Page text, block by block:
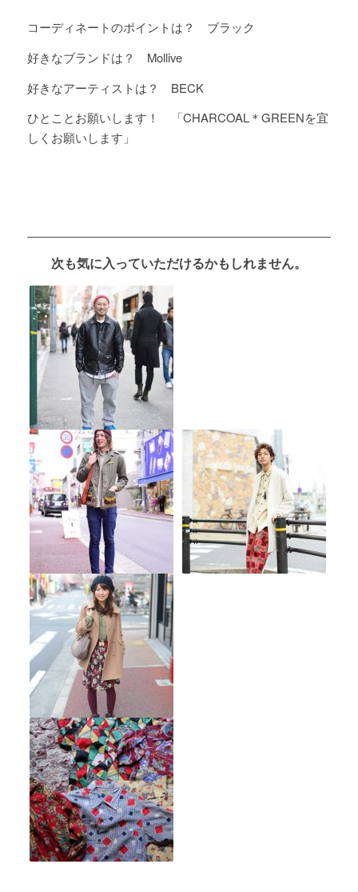
コーディネートのポイントは？ ブラック
好きなブランドは？ Mollive
好きなアーティストは？ BECK
ひとことお願いします！ 「CHARCOAL＊GREENを宜
しくお願いします」
次も気に入っていただけるかもしれません。